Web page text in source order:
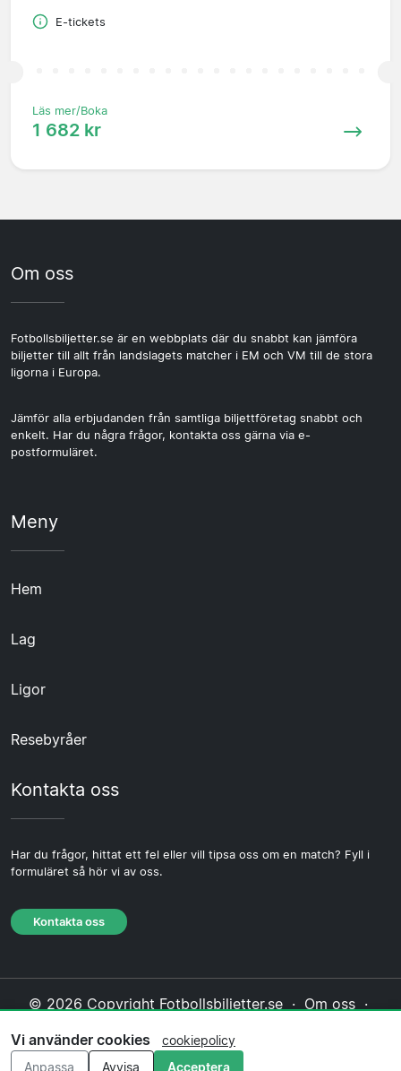
E-tickets
Läs mer/Boka
1 682 kr
Om oss
Fotbollsbiljetter.se är en webbplats där du snabbt kan jämföra
biljetter till allt från landslagets matcher i EM och VM till de stora
ligorna i Europa.
Jämför alla erbjudanden från samtliga biljettföretag snabbt och
enkelt. Har du några frågor, kontakta oss gärna via e-
postformuläret.
Meny
Hem
Lag
Ligor
Resebyråer
Kontakta oss
Har du frågor, hittat ett fel eller vill tipsa oss om en match? Fyll i
formuläret så hör vi av oss.
Kontakta oss
© 2026 Copyright Fotbollsbiljetter.se · Om oss ·
Redaktionell policy
Vi använder cookies
cookiepolicy
Anpassa
Avvisa Acceptera